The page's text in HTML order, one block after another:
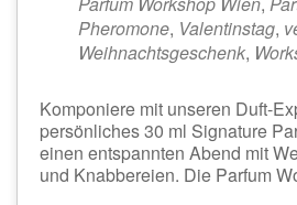
Pheromone, Valentinstag,
Weihnachtsgeschenk,
Komponiere mit unseren Duft-
persönliches 30 ml Signature
einen entspannten Abend mit
und Knabbereien. Die Parfum